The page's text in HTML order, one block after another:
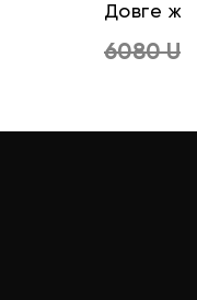
Довге
6080